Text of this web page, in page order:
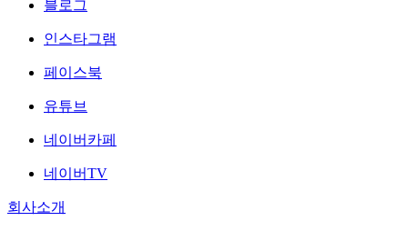
블로그
인스타그램
페이스북
유튜브
네이버카페
네이버TV
회사소개